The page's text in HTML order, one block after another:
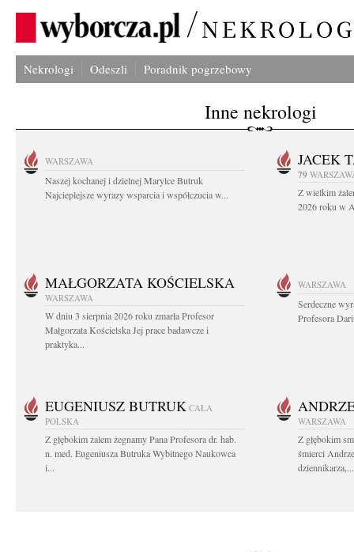
Nekrologi Odeszli Poradnik pogrzebowy
Inne nekrologi
WARSZAWA
Naszej kochanej i dzielnej Marylce Butruk
Najcieplejsze wyrazy wsparcia i współczucia w...
JACEK
79
Z wielkim
2026 roku w
MAŁGORZATA KOŚCIELSKA
WARSZAWA
W dniu 3 sierpnia 2026 roku zmarła Profesor
Małgorzata Kościelska Jej prace badawcze i
praktyka...
WARSZAWA
Serdeczne
Profesora
EUGENIUSZ BUTRUK CAŁA
POLSKA
Z głębokim żalem żegnamy Pana Profesora dr. hab.
n. med. Eugeniusza Butruka Wybitnego Naukowca
i...
WARSZAWA
Z głębokim
śmierci
dziennikarza,...